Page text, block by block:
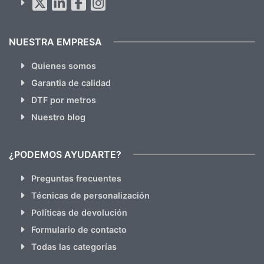
hacemos Spam)
NUESTRA EMPRESA
Quienes somos
Garantia de calidad
DTF por metros
Nuestro blog
¿PODEMOS AYUDARTE?
Preguntas frecuentes
Técnicas de personalización
Políticas de devolución
Formulario de contacto
Todas las categorías